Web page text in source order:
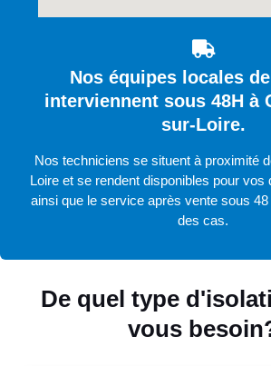
De quel type
vous
Nos équipes locales
interviennent sous 48H à
sur-Loire.
Nos techniciens se situent à proximité
Loire et se rendent disponibles pour vos
ainsi que le service après vente sous
des cas.